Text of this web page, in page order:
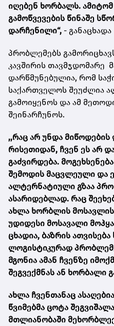
იღებენ ხორბალს.
გამოწვევების წინაშე
დარჩენილი“, -
პრობლემებს
კავშირის თავმჯდომარე
დარწმუნებულია, რომ
საქართველოს შეუძლია
გამოიყენოს და ამ
შეინარჩუნოს.
,,რაც არ უნდა
რისეთიდან, ჩვენ ეს არ
გაძვირდება.
შემოდის მაცვლეული და
ალტერნატიული გზაა
ასარიდებლად. რაც
ახლა ხორბლის მოსავლის
უდიდესი მოსავალი
ცხადია, ბაზრის
ლოგისტიკურად
მგონია ამან ჩვენზე
შეგვექმნას ან ხორბალი
ახლა ჩვენთანაც
წვიმებმა ცოტა
მთლიანობაში